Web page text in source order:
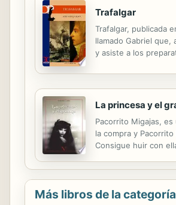
Trafalgar
Trafalgar, publicada
llamado Gabriel
y asiste a los
La princesa y el
Pacorrito Migajas,
la compra y
Consigue huir con
Más libros de la